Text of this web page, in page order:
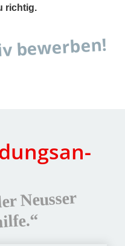
rich­tig.
bewer­ben!
Neus­ser